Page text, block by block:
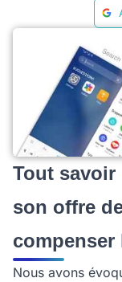
Tout savoir
son offre
compenser
Nous avons